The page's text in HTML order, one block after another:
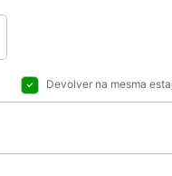
Devolver na mesma